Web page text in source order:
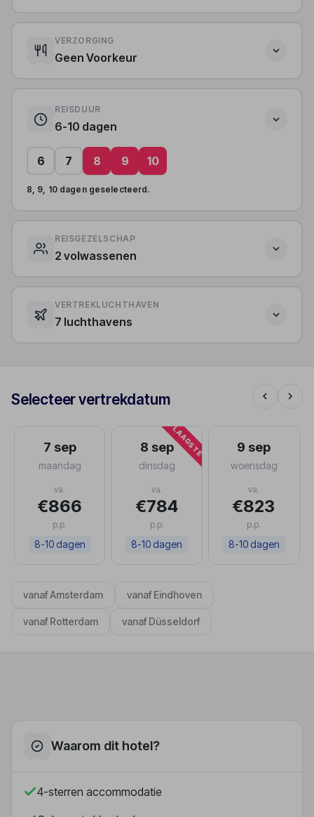
VERZORGING
Geen Voorkeur
REISDUUR
6-10 dagen
6 7 8 9 10
8, 9, 10 dagen geselecteerd.
REISGEZELSCHAP
2 volwassenen
VERTREKLUCHTHAVEN
7 luchthavens
Selecteer vertrekdatum
7 sep
maandag
va.
€866
p.p.
8-10 dagen
LAAGSTE
8 sep
dinsdag
va.
€784
p.p.
8-10 dagen
9 sep
woensdag
va.
€823
p.p.
8-10 dagen
vanaf Amsterdam vanaf Eindhoven
vanaf Rotterdam vanaf Düsseldorf
Waarom dit hotel?
4-sterren accommodatie